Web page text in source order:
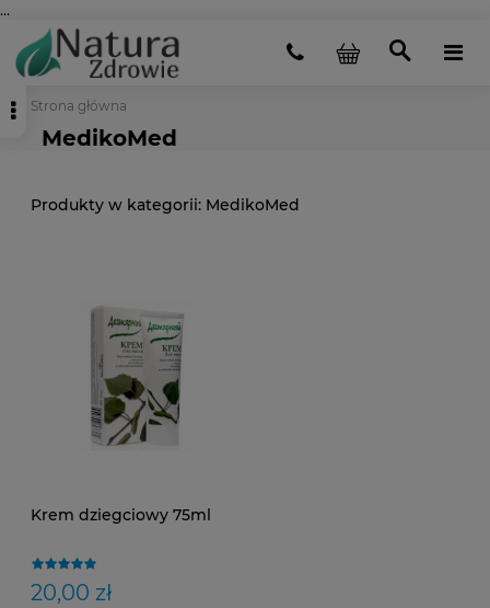
...
Strona główna
MedikoMed
MedikoMed
Krem dziegciowy 75ml
20,00 zł